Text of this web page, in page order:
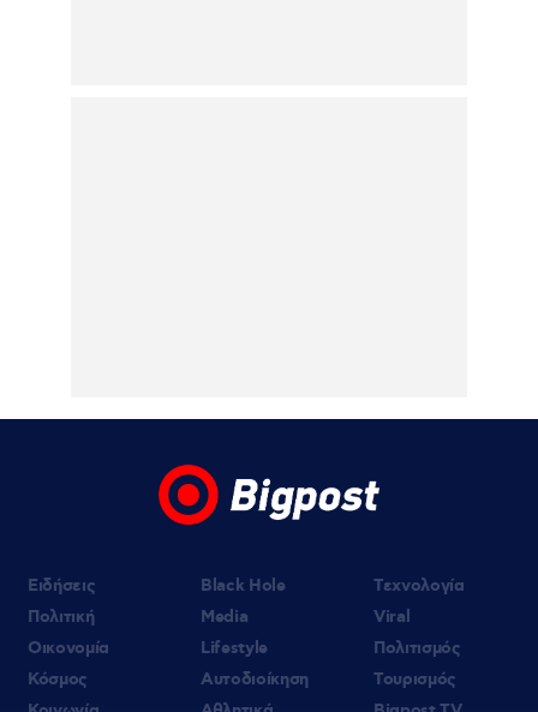
Ειδήσεις
Πολιτική
Οικονομία
Κόσμος
Black Hole
Media
Lifestyle
Αυτοδιοίκηση
Τεχνολογία
Viral
Πολιτισμός
Τουρισμός